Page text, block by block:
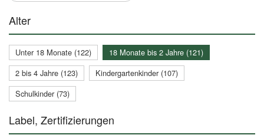
Alter
Unter 18 Monate (122)
18 Monate bis 2 Jahre (121)
2 bis 4 Jahre (123)
Kindergartenkinder (107)
Schulkinder (73)
Label, Zertifizierungen